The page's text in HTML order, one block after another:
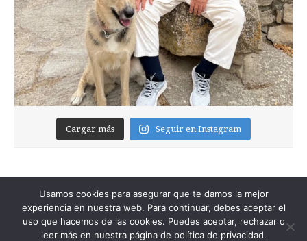
Cargar más Seguir en Instagram
Usamos cookies para asegurar que te damos la mejor
experiencia en nuestra web. Para continuar, debes aceptar el
uso que hacemos de las cookies. Puedes aceptar, rechazar o
leer más en nuestra página de política de privacidad.